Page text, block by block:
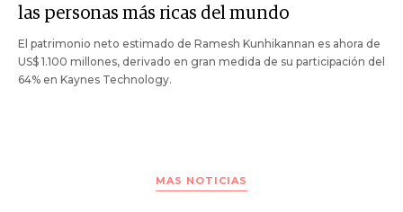
las personas más ricas del mundo
El patrimonio neto estimado de Ramesh Kunhikannan es ahora de
US$ 1.100 millones, derivado en gran medida de su participación del
64% en Kaynes Technology.
MAS NOTICIAS